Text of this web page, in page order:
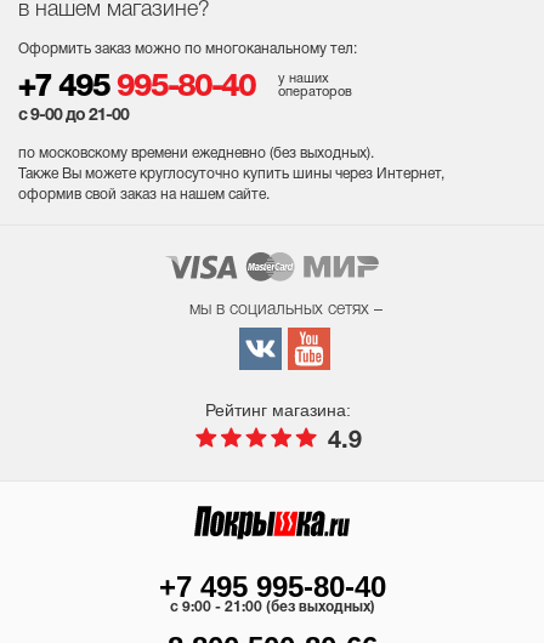
в нашем магазине?
Оформить заказ можно по многоканальному тел:
+7 495 995-80-40
у наших
операторов
с 9-00 до 21-00
по московскому времени ежедневно (без выходных).
Также Вы можете круглосуточно купить шины через Интернет,
оформив свой заказ на нашем сайте.
мы в социальных сетях –
Рейтинг магазина:
4.9
+7 495 995-80-40
c 9:00 - 21:00 (без выходных)